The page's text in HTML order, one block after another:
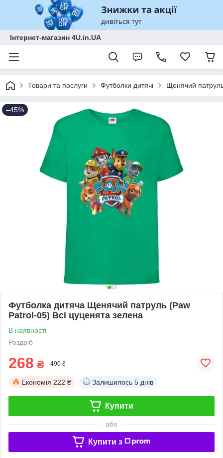
Інтернет-магазин 4U.in.UA
Товари та послуги Футболки дитячі Щенячий
–45%
Футболка дитяча Щенячий патруль (Paw
Patrol-05) Всі цуценята зелена
В наявності
Роздріб
268 ₴ 490 ₴
Економія 222 ₴ Залишилось 5 днів
Купити
або
Купити з